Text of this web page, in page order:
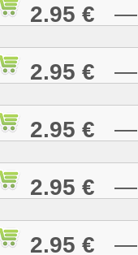
2.95 € —
2.95 € —
2.95 € —
2.95 € —
2.95 € —